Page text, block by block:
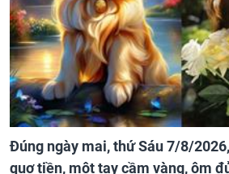
Đúng ngày mai, thứ Sáu 7/8/
quơ tiền, một tay cầm vàng, ôm